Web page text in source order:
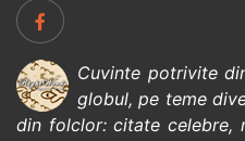
Cuvinte potrivite
globul, pe teme
din folclor:citate celebre,